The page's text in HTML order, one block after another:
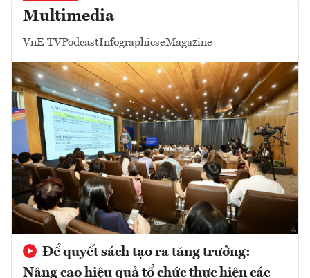
Multimedia
VnE TVPodcastInfographicseMagazine
Để quyết sách tạo ra tăng trưởng:
Nâng cao hiệu quả tổ chức thực hiện các